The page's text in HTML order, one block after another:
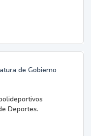
de Gobierno
Deportes.